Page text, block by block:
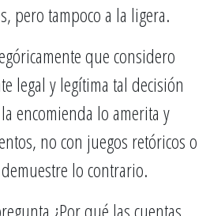
pero tampoco a la ligera.
que considero
legal y legítima tal decisión
encomienda lo amerita y
no con juegos retóricos o
lo contrario.